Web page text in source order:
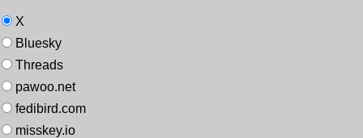
X
Bluesky
Threads
pawoo.net
fedibird.com
misskey.io